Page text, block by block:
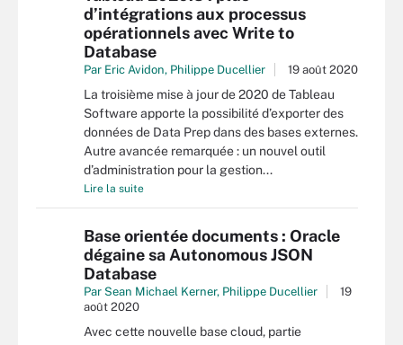
d’intégrations aux processus
opérationnels avec Write to
Database
Par Eric Avidon, Philippe Ducellier 19 août 2020
La troisième mise à jour de 2020 de Tableau
Software apporte la possibilité d’exporter des
données de Data Prep dans des bases externes.
Autre avancée remarquée : un nouvel outil
d’administration pour la gestion...
Lire la suite
Base orientée documents : Oracle
dégaine sa Autonomous JSON
Database
Par Sean Michael Kerner, Philippe Ducellier
19
août 2020
Avec cette nouvelle base cloud, partie